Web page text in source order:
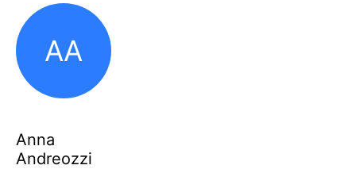
AA
Anna
Andreozzi